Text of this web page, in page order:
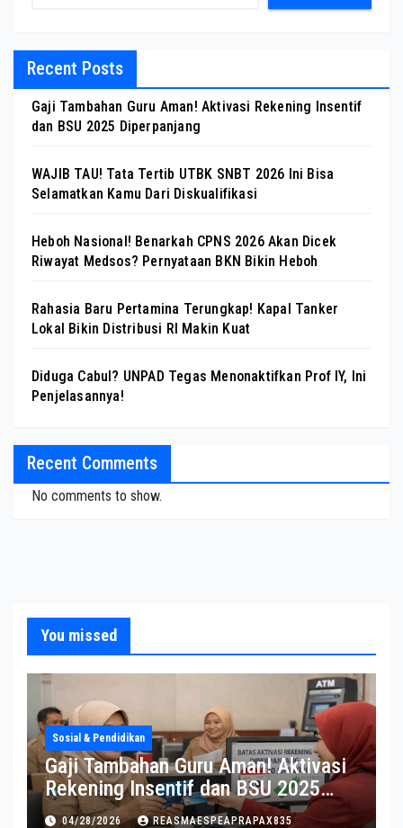
Recent Posts
Gaji Tambahan Guru Aman! Aktivasi Rekening Insentif
dan BSU 2025 Diperpanjang
WAJIB TAU! Tata Tertib UTBK SNBT 2026 Ini Bisa
Selamatkan Kamu Dari Diskualifikasi
Heboh Nasional! Benarkah CPNS 2026 Akan Dicek
Riwayat Medsos? Pernyataan BKN Bikin Heboh
Rahasia Baru Pertamina Terungkap! Kapal Tanker
Lokal Bikin Distribusi RI Makin Kuat
Diduga Cabul? UNPAD Tegas Menonaktifkan Prof IY, Ini
Penjelasannya!
Recent Comments
No comments to show.
You missed
Sosial & Pendidikan
Gaji Tambahan Guru Aman! Aktivasi
Rekening Insentif dan BSU 2025
Diperpanjang
04/28/2026 REASMAESPEAPRAPAX835